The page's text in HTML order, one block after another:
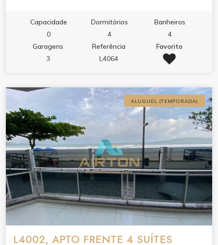
Capacidade
0
Dormitórios
4
Banheiros
4
Garagens
3
Referência
L4064
Favorito
ALUGUEL (TEMPORADA)
L4002, APTO FRENTE 4 SUÍTES